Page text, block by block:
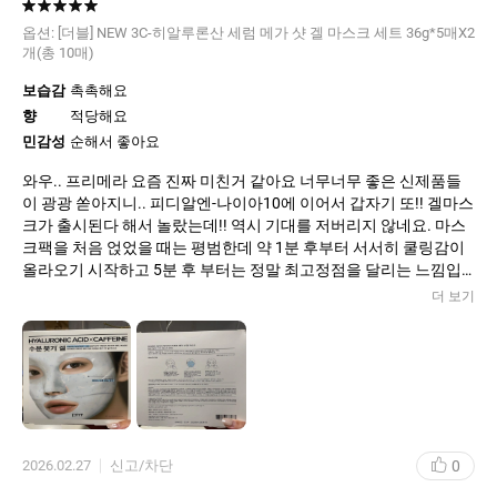
옵션: [더블] NEW 3C-히알루론산 세럼 메가 샷 겔 마스크 세트 36g*5매X2
개(총 10매)
보습감 촉촉해요
향
적당해요
민감성 순해서 좋아요
와우.. 프리메라 요즘 진짜 미친거 같아요 너무너무 좋은 신제품들
이 광광 쏟아지니.. 피디알엔-나이아10에 이어서 갑자기 또!! 겔마스
크가 출시된다 해서 놀랐는데!! 역시 기대를 저버리지 않네요. 마스
크팩을 처음 얹었을 때는 평범한데 약 1분 후부터 서서히 쿨링감이
올라오기 시작하고 5분 후 부터는 정말 최고정점을 달리는 느낌입
니다. 얼굴붓기 완화는 이 쿨링효과에서 오는 것 같고요, 카페인도
는 것 같습니다. 요즘 잠을 제대로 못자서 그런가 아침마다 얼굴 특
히 눈가가 심하게 부어서 마스카라를 하면 다 번질 정도인데, 세안
후 이 마스크를 올려주니 붓기완화에 정말 큰 도움이 되네요. 그치
만 출근 전에 쓰려면 매우 일찍 일어나야 하는 단..점이… ㅠㅠ 그래
도 이런 유용한 마스크 출시해주셔서 감사합니다!! 앞으로도 쟁여두
더 보기
2026.02.27 신고/차단 0